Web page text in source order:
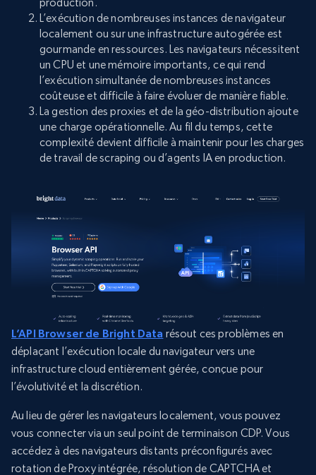
L’exécution de nombreuses instances de navigateur
localement ou sur une infrastructure autogérée est
gourmande en ressources. Les navigateurs nécessitent
un CPU et une mémoire importants, ce qui rend
l’exécution simultanée de nombreuses instances
coûteuse et difficile à faire évoluer de manière fiable.
La gestion des proxies et de la géo-distribution ajoute
une charge opérationnelle. Au fil du temps, cette
complexité devient difficile à maintenir pour les charges
de travail de scraping ou d’agents IA en production.
L’API Browser de Bright Data résout ces problèmes en
déplaçant l’exécution locale du navigateur vers une
infrastructure cloud entièrement gérée, conçue pour
l’évolutivité et la discrétion.
Au lieu de gérer les navigateurs localement, vous pouvez
vous connecter via un seul point de terminaison CDP. Vous
accédez à des navigateurs distants préconfigurés avec
rotation de Proxy intégrée, résolution de CAPTCHA et